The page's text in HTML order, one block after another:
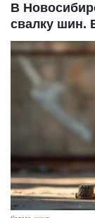
В
свалку шин.